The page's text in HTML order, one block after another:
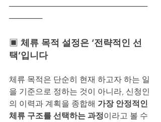
─────────────────────────
──────
▣ 체류 목적 설정은 ‘전략적인 선
택’입니다
체류 목적은 단순히 현재 하고자 하는 일
을 기준으로 정하는 것이 아니라, 신청인
의 이력과 계획을 종합해 가장 안정적인
체류 구조를 선택하는 과정이라고 볼 수